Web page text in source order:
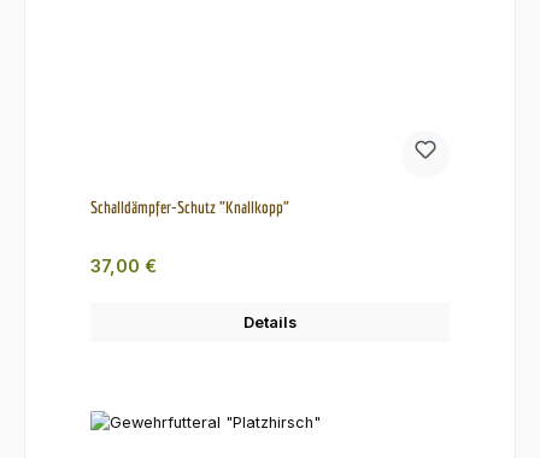
Schalldämpfer-Schutz "Knallkopp"
Regulärer Preis:
37,00 €
Details